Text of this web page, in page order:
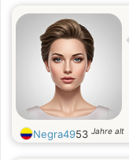
Negra4953 Jahre alt